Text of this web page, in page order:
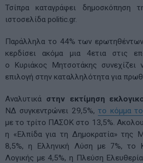
Τσίπρα καταγράφει δημοσκόπηση
ιστοσελίδα politic.gr.
Παράλληλα το 44% των
κερδίσει ακόμα μια 4ετια στις
ο Κυριάκος Μητσοτάκης συνεχίζει
επιλογή στην καταλληλότητα για
Αναλυτικά στην εκτίμηση
ΝΔ συγκεντρώνει 29,5%,το κόμμα
με το τρίτο ΠΑΣΟΚ στο 13,5%.
η «Ελπίδα για τη Δημοκρατία» της
8,5%, η Ελληνική Λύση με 7%,
Λογικής με 4,5%, η Πλεύση